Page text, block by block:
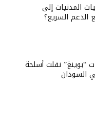
المدنيات إلى
الدعم السريع؟
“بوينغ” نقلت أسلحة
السودان